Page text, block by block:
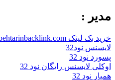
مدیر :
خرید بک لینک behtarinbacklink.com
لایسنس نود32
پسورد نود 32
اوکلی لایسنس رایگان نود 32
همیار نود 32